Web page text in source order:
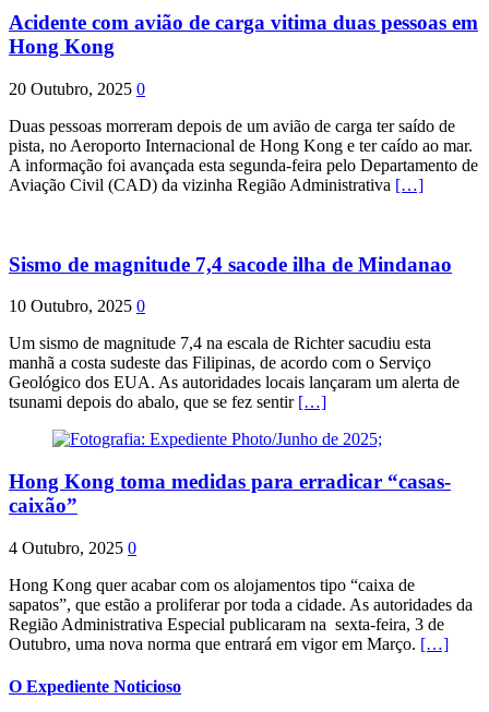
Acidente com avião de carga vitima duas pessoas em
Hong Kong
20 Outubro, 2025 0
Duas pessoas morreram depois de um avião de carga ter saído de
pista, no Aeroporto Internacional de Hong Kong e ter caído ao mar.
A informação foi avançada esta segunda-feira pelo Departamento de
Aviação Civil (CAD) da vizinha Região Administrativa […]
Sismo de magnitude 7,4 sacode ilha de Mindanao
10 Outubro, 2025 0
Um sismo de magnitude 7,4 na escala de Richter sacudiu esta
manhã a costa sudeste das Filipinas, de acordo com o Serviço
Geológico dos EUA. As autoridades locais lançaram um alerta de
tsunami depois do abalo, que se fez sentir […]
Hong Kong toma medidas para erradicar “casas-
caixão”
4 Outubro, 2025 0
Hong Kong quer acabar com os alojamentos tipo “caixa de
sapatos”, que estão a proliferar por toda a cidade. As autoridades da
Região Administrativa Especial publicaram na sexta-feira, 3 de
Outubro, uma nova norma que entrará em vigor em Março. […]
O Expediente Noticioso